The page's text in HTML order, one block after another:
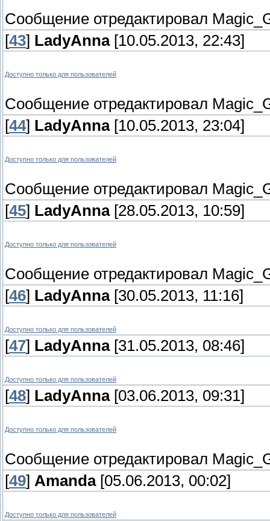
Сообщение отредактировал
[43] LadyAnna[10.05.2013, 22:43]
Доступно только для пользователей
Сообщение отредактировал
[44] LadyAnna[10.05.2013, 23:04]
Доступно только для пользователей
Сообщение отредактировал
[45] LadyAnna[28.05.2013, 10:59]
Доступно только для пользователей
Сообщение отредактировал
[46] LadyAnna[30.05.2013, 11:16]
Доступно только для пользователей
[47] LadyAnna[31.05.2013, 08:46]
Доступно только для пользователей
[48] LadyAnna[03.06.2013, 09:31]
Доступно только для пользователей
Сообщение отредактировал
[49] Amanda[05.06.2013, 00:02]
Доступно только для пользователей